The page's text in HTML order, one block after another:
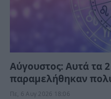
Αύγουστος: Αυτά τα
παραμελήθηκαν
δίνει τύχη το
Πε, 6 Αυγ 2026 18:06